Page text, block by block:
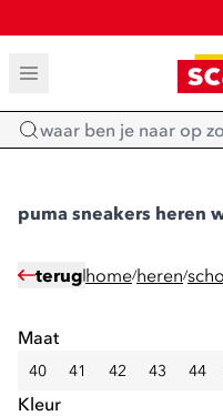
TOT
puma sneakers heren
terug home/heren/
Maat
40 41 42 43 44
Kleur